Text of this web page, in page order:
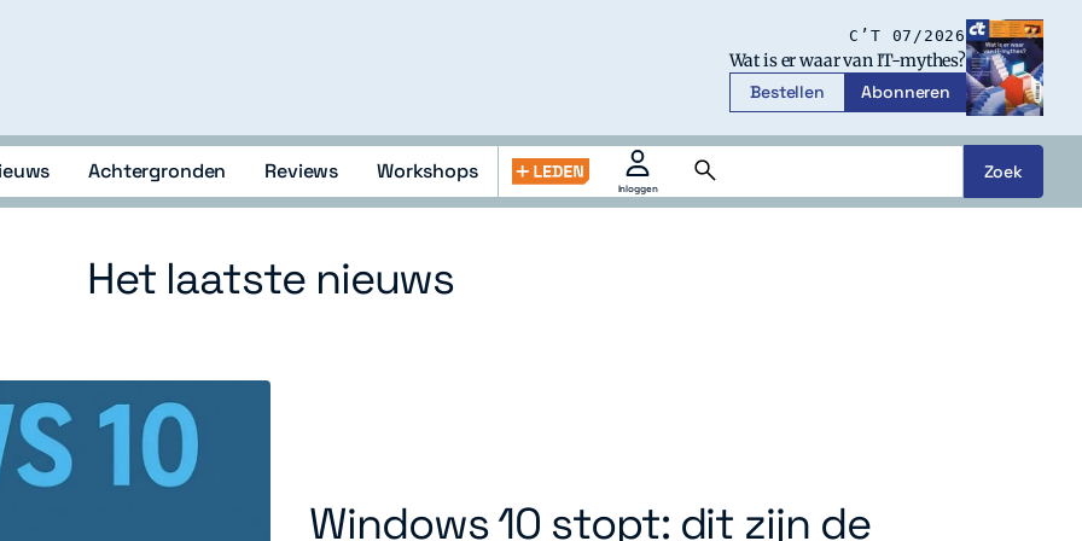
C’T 07/2026
Wat is er waar van IT-mythes?
Bestellen
Abonneren
Achtergronden Reviews Workshops
Inloggen
Zoeken
openen
Abonneren
Zoeken
Zoek
Het laatste nieuws
Windows 10 stopt: dit zijn de